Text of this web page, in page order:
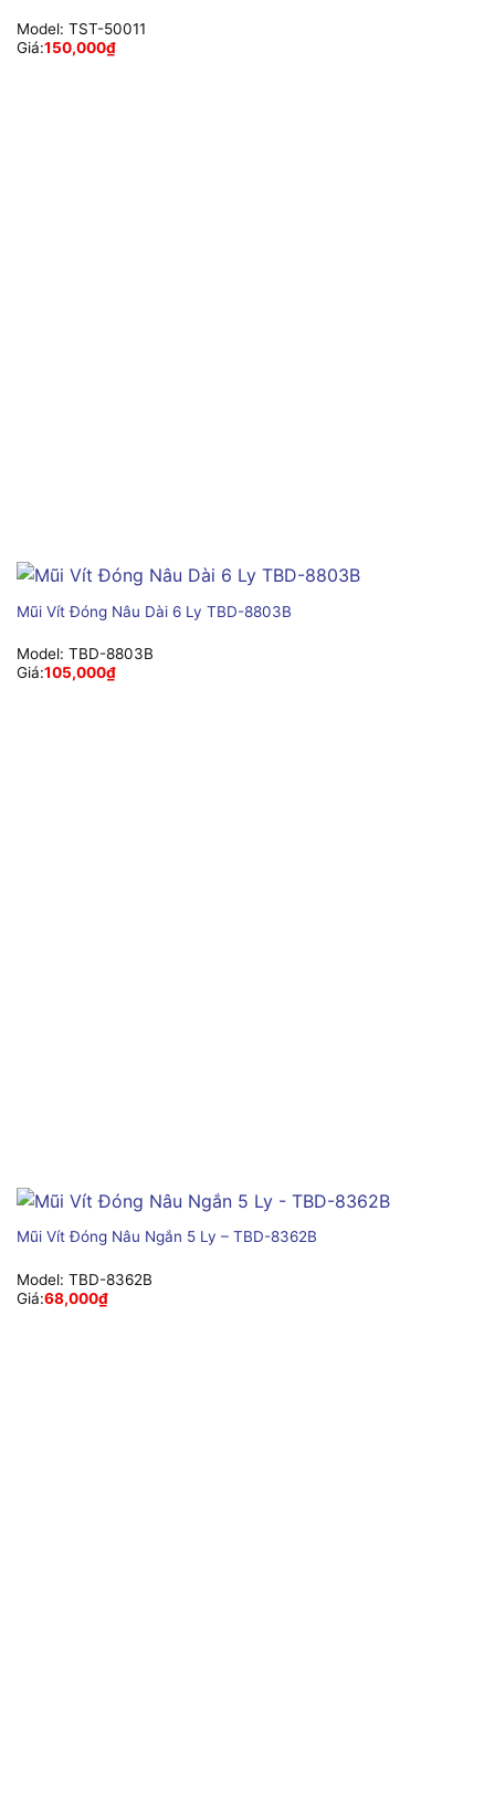
Model: TST-50011
Giá:150,000₫
Mũi Vít Đóng Nâu Dài 6 Ly TBD-8803B
Model: TBD-8803B
Giá:105,000₫
Mũi Vít Đóng Nâu Ngắn 5 Ly – TBD-8362B
Model: TBD-8362B
Giá:68,000₫